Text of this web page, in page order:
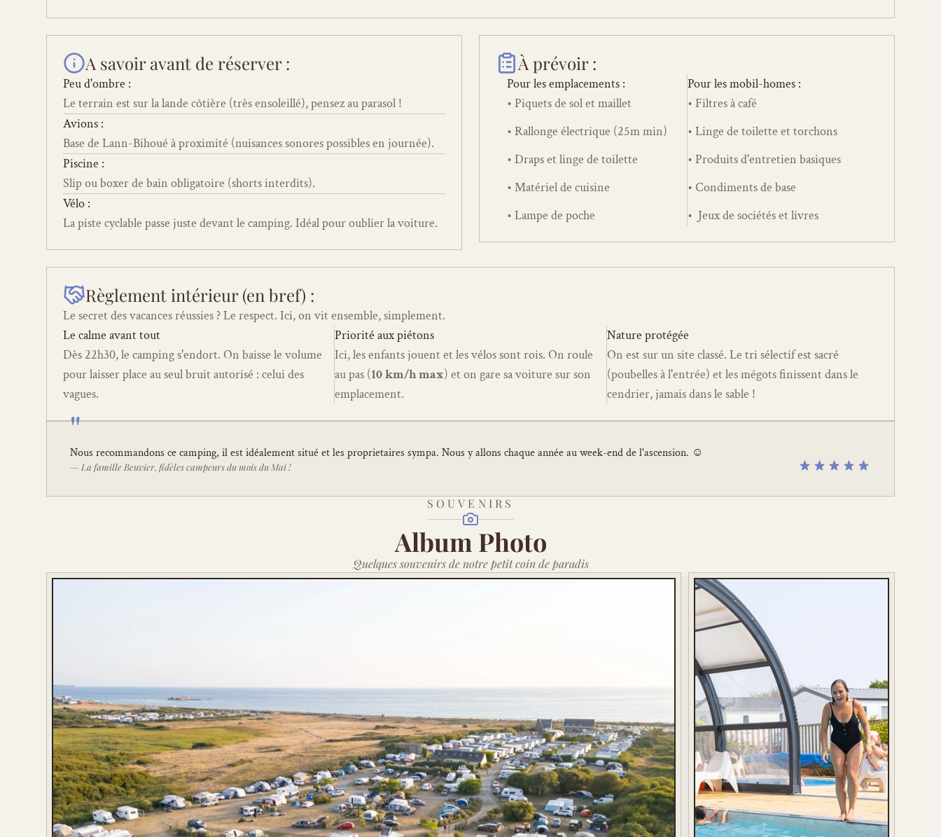
A savoir avant de réserver :
Peu d'ombre :
Le terrain est sur la lande côtière (très ensoleillé), pensez au parasol !
Avions :
Base de Lann-Bihoué à proximité (nuisances sonores possibles en journée).
Piscine :
Slip ou boxer de bain obligatoire (shorts interdits).
Vélo :
La piste cyclable passe juste devant le camping. Idéal pour oublier la voiture.
À prévoir :
Pour les emplacements :
• Piquets de sol et maillet
• Rallonge électrique (25m min)
• Draps et linge de toilette
• Matériel de cuisine
• Lampe de poche
Pour les mobil-homes :
• Filtres à café
• Linge de toilette et torchons
• Produits d'entretien basiques
• Condiments de base
•  Jeux de sociétés et livres
Règlement intérieur (en bref) :
Le secret des vacances réussies ? Le respect. Ici, on vit ensemble, simplement.
Le calme avant tout
Dès 22h30, le camping s'endort. On baisse le volume
pour laisser place au seul bruit autorisé : celui des
vagues.
Priorité aux piétons
Ici, les enfants jouent et les vélos sont rois. On roule
au pas (10 km/h max) et on gare sa voiture sur son
emplacement.
Nature protégée
On est sur un site classé. Le tri sélectif est sacré
(poubelles à l'entrée) et les mégots finissent dans le
cendrier, jamais dans le sable !
"
Nous recommandons ce camping, il est idéalement situé et les proprietaires sympa. Nous y allons chaque année au week-end de l'ascension. ☺️
— La famille Beuvier, fidèles campeurs du mois du Mai !
SOUVENIRS
Album Photo
Quelques souvenirs de notre petit coin de paradis